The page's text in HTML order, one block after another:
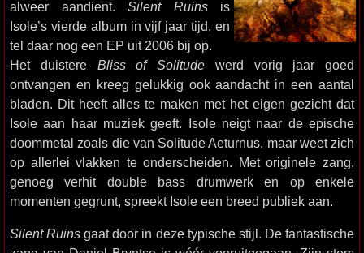
alweer aandient. Silent Ruinsis
Isole’s vierde album in vijf jaar tijd, en
tel daar nog een EP uit 2006 bij op.
Het duistere Bliss of Solitude werd vorig jaar goed
ontvangen en kreeg gelukkig ook aandacht in een aantal
bladen. Dit heeft alles te maken met het eigen gezicht dat
Isole aan haar muziek geeft. Isole neigt naar de epische
doommetal zoals die van Solitude Aeturnus, maar weet zich
op allerlei vlakken te onderscheiden. Met originele zang,
genoeg verhit double bass drumwerk en op enkele
momenten gegrunt, spreekt Isole een breed publiek aan.
Silent Ruins gaat door in deze typische stijl. De fantastische